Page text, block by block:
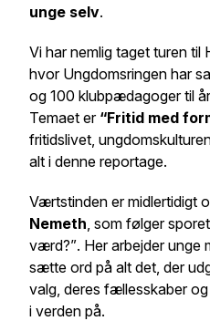
unge selv.
Vi har nemlig taget turen til
hvor Ungdomsringen har
og 100 klubpædagoger til
Temaet er “Fritid med
fritidslivet,
alt i denne reportage.
Værtstinden er midlertidigt
Nemeth, som følger sporet
værd?”. Her arbejder unge
sætte ord på alt det, der
valg, deres fællesskaber
i verden på.